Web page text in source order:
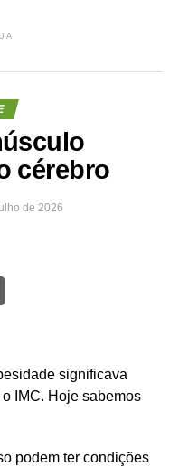
cérebro
de 2026
Share
significava
IMC. Hoje sabemos
podem ter condições